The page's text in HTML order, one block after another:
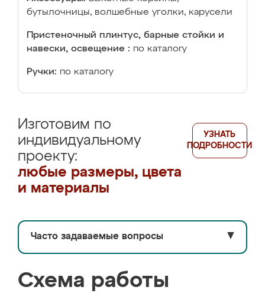
бутылочницы, волшебные уголки, карусели
Пристеночный плинтус, барные стойки и
навески, освещение : по каталогу
Ручки: по каталогу
Изготовим по
индивидуальному
проекту:
любые размеры, цвета
и материалы
УЗНАТЬ
ПОДРОБНОСТИ
Часто задаваемые вопросы ▼
Схема работы